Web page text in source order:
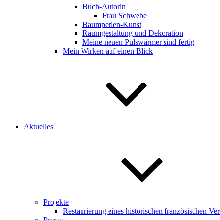
Buch-Autorin
Frau Schwebe
Baumperlen-Kunst
Raumgestaltung und Dekoration
Meine neuen Pulswärmer sind fertig
Mein Wirken auf einen Blick
Aktuelles
Projekte
Restaurierung eines historischen französischen